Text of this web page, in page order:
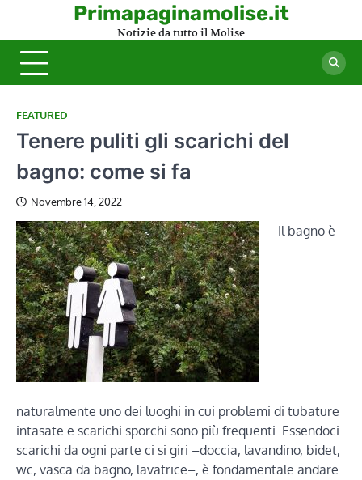
content
Primapaginamolise.it
Notizie da tutto il Molise
FEATURED
Tenere puliti gli scarichi del
bagno: come si fa
Novembre 14, 2022
Il bagno è
naturalmente uno dei luoghi in cui problemi di tubature
intasate e scarichi sporchi sono più frequenti. Essendoci
scarichi da ogni parte ci si giri –doccia, lavandino, bidet,
wc, vasca da bagno, lavatrice–, è fondamentale andare